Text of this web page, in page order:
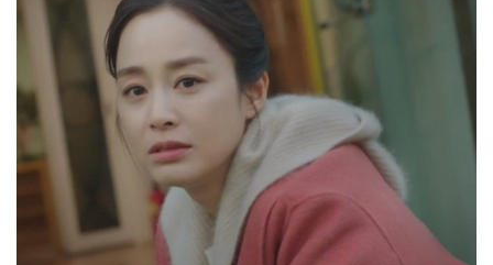
만나볼 수 있을 것”이라며 본 방송에 대한 기대감을 한층
높였다.‘메모리스트’는 3월 11일 밤 10시 50분 첫
방송된다. 기사원문 및 출처 : 동아닷컴 홍세영 기자
https://sports.…